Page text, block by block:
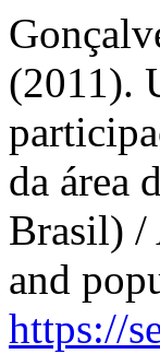
(2011).
da área
Brasil) /
and
https://